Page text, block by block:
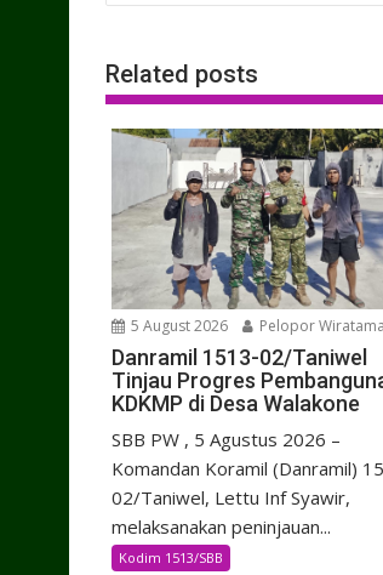
Related posts
5 August 2026 Pelopor Wiratama
Danramil 1513-02/Taniwel
Tinjau Progres
KDKMP di Desa Walakone
SBB PW , 5 Agustus 2026 –
Komandan Koramil (Danramil)
02/Taniwel, Lettu Inf Syawir,
melaksanakan peninjauan...
Kodim 1513/SBB